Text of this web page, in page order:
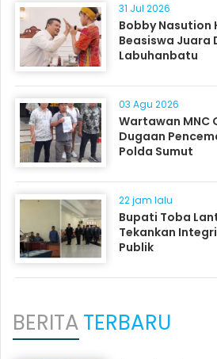
31 Jul 2026
Bobby Nasution
Beasiswa Juara
Labuhanbatu
03 Agu 2026
Wartawan MNC
Dugaan
Polda Sumut
22 jam lalu
Bupati Toba
Tekankan
Publik
BERITATERBARU